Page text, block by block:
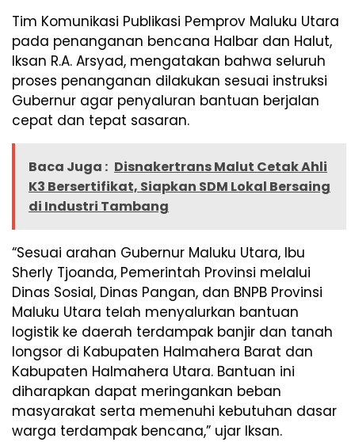
Tim Komunikasi Publikasi Pemprov Maluku Utara
pada penanganan bencana Halbar dan Halut,
Iksan R.A. Arsyad, mengatakan bahwa seluruh
proses penanganan dilakukan sesuai instruksi
Gubernur agar penyaluran bantuan berjalan
cepat dan tepat sasaran.
Baca Juga : Disnakertrans Malut Cetak Ahli
K3 Bersertifikat, Siapkan SDM Lokal Bersaing
di Industri Tambang
“Sesuai arahan Gubernur Maluku Utara, Ibu
Sherly Tjoanda, Pemerintah Provinsi melalui
Dinas Sosial, Dinas Pangan, dan BNPB Provinsi
Maluku Utara telah menyalurkan bantuan
logistik ke daerah terdampak banjir dan tanah
longsor di Kabupaten Halmahera Barat dan
Kabupaten Halmahera Utara. Bantuan ini
diharapkan dapat meringankan beban
masyarakat serta memenuhi kebutuhan dasar
warga terdampak bencana,” ujar Iksan.